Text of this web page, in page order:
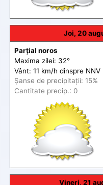
Joi, 20
Parțial noros
Maxima zilei: 32°
Vânt: 11 km/h dinspre NNV
Șanse de precipitații: 15%
Cantitate precip.: 0
Vineri, 21